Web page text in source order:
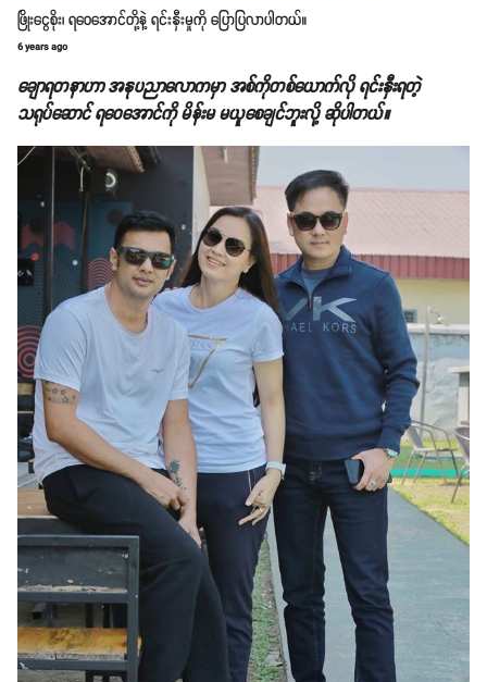
ဖြိုးငွေစိုး၊ ရဝေအောင်တို့နဲ့ ရင်းနှီးမှုကို ပြောပြလာပါတယ်။
6 years ago
ချောရတနာဟာ အနုပညာလောကမှာ အစ်ကိုတစ်ယောက်လို ရင်းနှီးရတဲ့
သရုပ်ဆောင် ရဝေအောင်ကို မိန်းမ မယူစေချင်ဘူးလို့ ဆိုပါတယ်။